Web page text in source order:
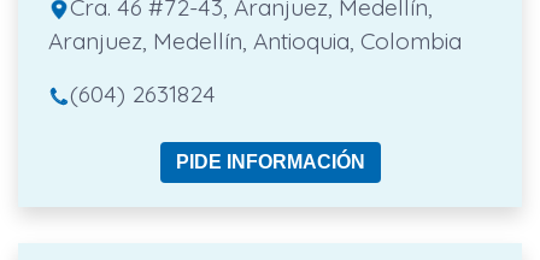
Cra. 46 #72-43, Aranjuez, Medellín,
Aranjuez, Medellín, Antioquia, Colombia
(604) 2631824
PIDE INFORMACIÓN